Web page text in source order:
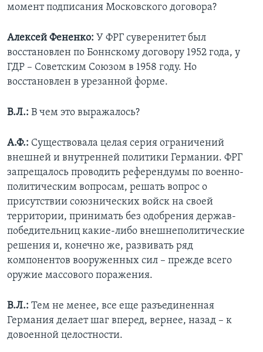
момент подписания Московского договора?
Алексей Фененко: У ФРГ суверенитет был
восстановлен по Боннскому договору 1952 года, у
ГДР – Советским Союзом в 1958 году. Но
восстановлен в урезанной форме.
В.Л.: В чем это выражалось?
А.Ф.: Существовала целая серия ограничений
внешней и внутренней политики Германии. ФРГ
запрещалось проводить референдумы по военно-
политическим вопросам, решать вопрос о
присутствии союзнических войск на своей
территории, принимать без одобрения держав-
победительниц какие-либо внешнеполитические
решения и, конечно же, развивать ряд
компонентов вооруженных сил – прежде всего
оружие массового поражения.
В.Л.: Тем не менее, все еще разъединенная
Германия делает шаг вперед, вернее, назад – к
довоенной целостности.